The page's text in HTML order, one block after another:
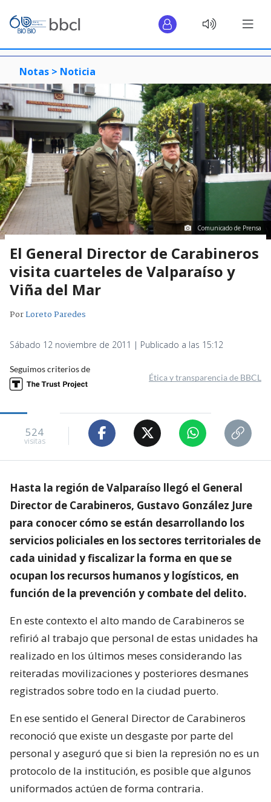
Notas > Noticia
Comunicado de Prensa
El General Director de Carabineros
visita cuarteles de Valparaíso y
Viña del Mar
PorLoreto Paredes
Sábado 12 noviembre de 2011 | Publicado a las 15:12
Seguimos criterios de
Ética y transparencia de BBCL
524
visitas
Hasta la región de Valparaíso llegó el General
Director de Carabineros, Gustavo González Jure
para conocer cómo se están desarrollando los
servicios policiales en los sectores territoriales de
cada uinidad y fiscalizar la forma en que se
ocupan los recursos humanos y logísticos, en
función de la prevención y combate del delito.
En este contexto el alto mando de Carabineros se
refirió al trabajo que personal de estas unidades ha
realizado en los últimos meses considerando las
reiteradas movilizaciones y posteriores desmanes
registrados sobre todo en la ciudad puerto.
En ese sentido el General Director de Carabineros
reconoció que existe un desgaste por parte del
personal y aseguró que si bien la represión no es un
protocolo de la institución, es posible que algunos
uniformados actúen de forma contraria.